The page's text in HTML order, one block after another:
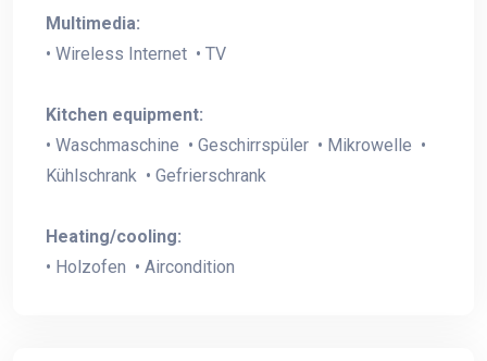
Multimedia:
• Wireless Internet • TV
Kitchen equipment:
• Waschmaschine • Geschirrspüler • Mikrowelle •
Kühlschrank • Gefrierschrank
Heating/cooling:
• Holzofen • Aircondition